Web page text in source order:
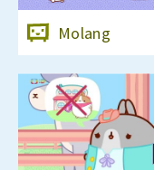
Molang